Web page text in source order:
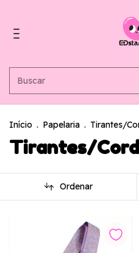
Início . Papelaria . Tirantes/
Tirantes/
Ordenar